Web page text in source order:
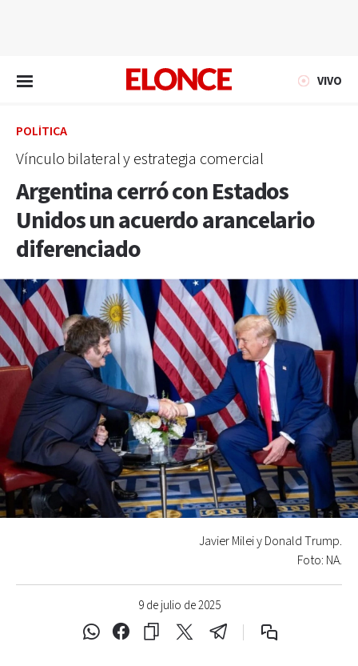
VIVO
POLÍTICA
Vínculo bilateral y estrategia comercial
Argentina cerró con Estados
Unidos un acuerdo arancelario
diferenciado
9 de julio de 2025
Javier Milei y Donald Trump.
Foto: NA.